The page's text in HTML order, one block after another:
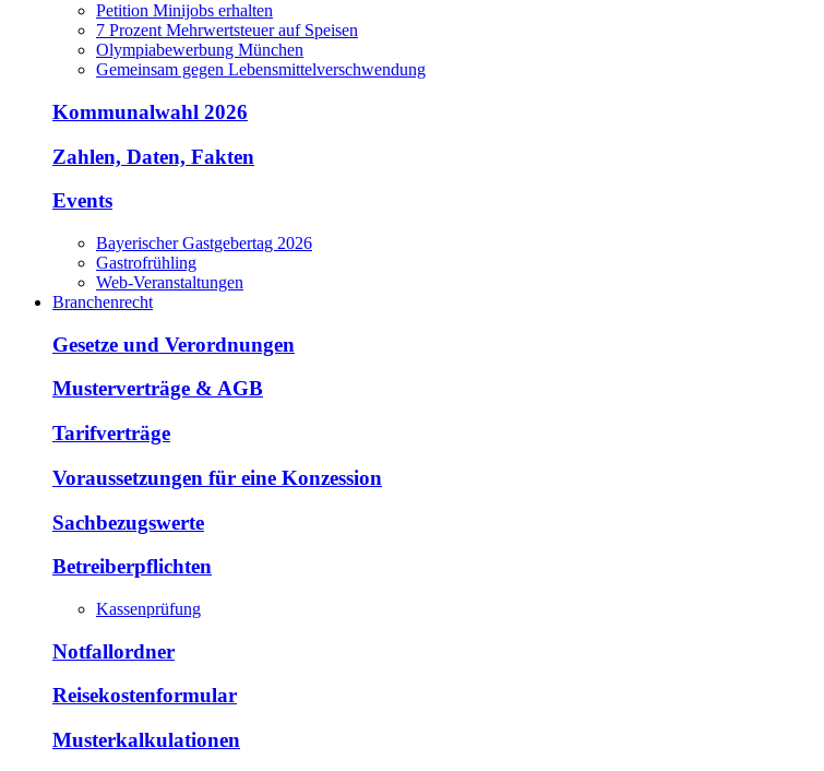
Petition Minijobs erhalten
7 Prozent Mehrwertsteuer auf Speisen
Olympiabewerbung München
Gemeinsam gegen Lebensmittelverschwendung
Kommunalwahl 2026
Zahlen, Daten, Fakten
Events
Bayerischer Gastgebertag 2026
Gastrofrühling
Web-Veranstaltungen
Branchenrecht
Gesetze und Verordnungen
Musterverträge & AGB
Tarifverträge
Voraussetzungen für eine Konzession
Sachbezugswerte
Betreiberpflichten
Kassenprüfung
Notfallordner
Reisekostenformular
Musterkalkulationen